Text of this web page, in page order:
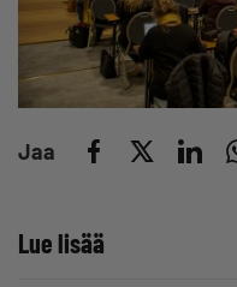
Jaa
Lue lisää